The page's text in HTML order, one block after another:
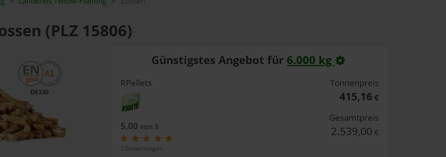
(PLZ 15806)
DE330
Günstigstes Angebot für 6.000 kg
RPellets
5,00 von 5
5 Bewertungen
Tonnenpreis
415,16 €
Gesamtpreis
2.539,00 €